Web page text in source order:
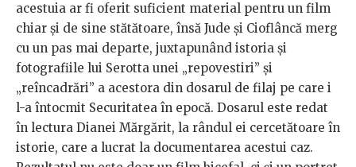
acestuia ar fi oferit suficient material pentru un film
chiar și de sine stătătoare, însă Jude și Cioflâncă merg
cu un pas mai departe, juxtapunând istoria și
fotografiile lui Serotta unei „repovestiri” și
„reîncadrări” a acestora din dosarul de filaj pe care i
l-a întocmit Securitatea în epocă. Dosarul este redat
în lectura Dianei Mărgărit, la rândul ei cercetătoare în
istorie, care a lucrat la documentarea acestui caz.